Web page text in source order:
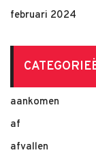
februari 2024
aankomen
af
afvallen